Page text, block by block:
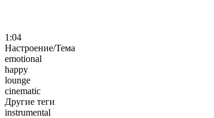
1:04
Настроение/Тема
emotional
happy
lounge
cinematic
Другие теги
instrumental